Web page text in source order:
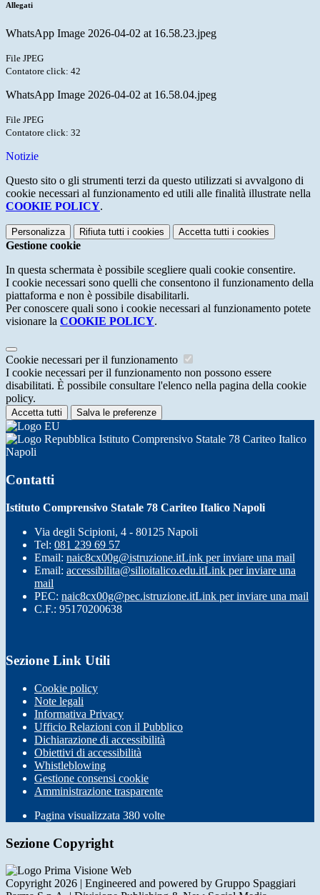
Allegati
WhatsApp Image 2026-04-02 at 16.58.23.jpeg
File JPEG
Contatore click: 42
WhatsApp Image 2026-04-02 at 16.58.04.jpeg
File JPEG
Contatore click: 32
Notizie
Questo sito o gli strumenti terzi da questo utilizzati si avvalgono di
cookie necessari al funzionamento ed utili alle finalità illustrate nella
COOKIE POLICY.
Personalizza Rifiuta tutti i cookies Accetta tutti i cookies
Gestione cookie
In questa schermata è possibile scegliere quali cookie consentire.
I cookie necessari sono quelli che consentono il funzionamento della
piattaforma e non è possibile disabilitarli.
Per conoscere quali sono i cookie necessari al funzionamento potete
visionare la COOKIE POLICY.
Cookie necessari per il funzionamento
I cookie necessari per il funzionamento non possono essere
disabilitati. È possibile consultare l'elenco nella pagina della cookie
policy.
Accetta tutti Salva le preferenze
Istituto Comprensivo Statale 78 Cariteo Italico
Napoli
Contatti
Istituto Comprensivo Statale 78 Cariteo Italico Napoli
Via degli Scipioni, 4 - 80125 Napoli
Tel: 081 239 69 57
Email: naic8cx00g@istruzione.itLink per inviare una mail
Email: accessibilita@silioitalico.edu.itLink per inviare una
mail
PEC: naic8cx00g@pec.istruzione.itLink per inviare una mail
C.F.: 95170200638
Sezione Link Utili
Cookie policy
Note legali
Informativa Privacy
Ufficio Relazioni con il Pubblico
Dichiarazione di accessibilità
Obiettivi di accessibilità
Whistleblowing
Gestione consensi cookie
Amministrazione trasparente
Pagina visualizzata 380 volte
Sezione Copyright
Copyright 2026 | Engineered and powered by Gruppo Spaggiari